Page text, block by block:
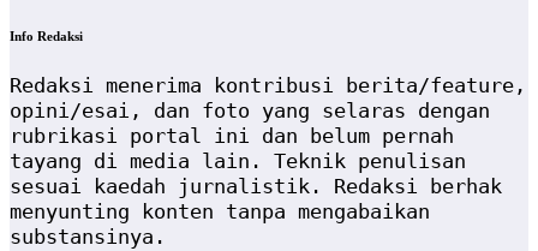
Info Redaksi
Redaksi menerima kontribusi berita/feature,
opini/esai, dan foto yang selaras dengan
rubrikasi portal ini dan belum pernah
tayang di media lain. Teknik penulisan
sesuai kaedah jurnalistik. Redaksi berhak
menyunting konten tanpa mengabaikan
substansinya.